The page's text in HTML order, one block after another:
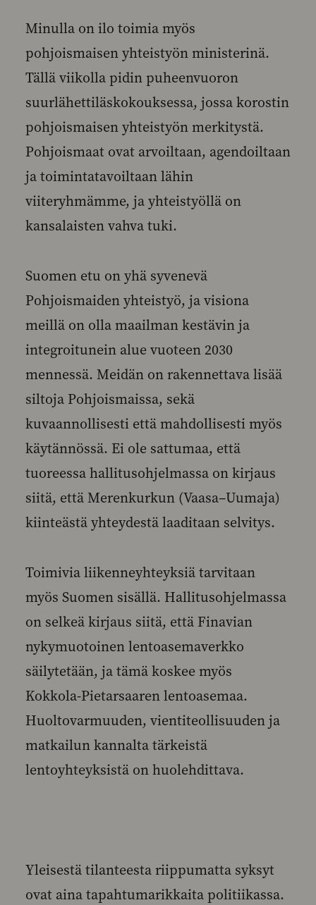
Minulla on ilo toimia myös
pohjoismaisen yhteistyön ministerinä.
Tällä viikolla pidin puheenvuoron
suurlähettiläskokouksessa, jossa korostin
pohjoismaisen yhteistyön merkitystä.
Pohjoismaat ovat arvoiltaan, agendoiltaan
ja toimintatavoiltaan lähin
viiteryhmämme, ja yhteistyöllä on
kansalaisten vahva tuki.
Suomen etu on yhä syvenevä
Pohjoismaiden yhteistyö, ja visiona
meillä on olla maailman kestävin ja
integroitunein alue vuoteen 2030
mennessä. Meidän on rakennettava lisää
siltoja Pohjoismaissa, sekä
kuvaannollisesti että mahdollisesti myös
käytännössä. Ei ole sattumaa, että
tuoreessa hallitusohjelmassa on kirjaus
siitä, että Merenkurkun (Vaasa–Uumaja)
kiinteästä yhteydestä laaditaan selvitys.
Toimivia liikenneyhteyksiä tarvitaan
myös Suomen sisällä. Hallitusohjelmassa
on selkeä kirjaus siitä, että Finavian
nykymuotoinen lentoasemaverkko
säilytetään, ja tämä koskee myös
Kokkola-Pietarsaaren lentoasemaa.
Huoltovarmuuden, vientiteollisuuden ja
matkailun kannalta tärkeistä
lentoyhteyksistä on huolehdittava.
Yleisestä tilanteesta riippumatta syksyt
ovat aina tapahtumarikkaita politiikassa.